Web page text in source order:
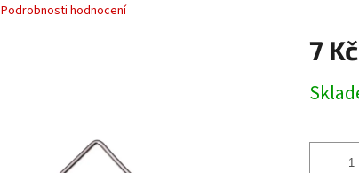
Podrobnosti hodnocení
7 Kč
cena: